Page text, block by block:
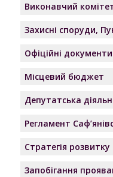
Виконавчий
Захисні споруди,
Офіційні документи
Місцевий бюджет
Депутатська
Регламент
Стратегія
Запобігання